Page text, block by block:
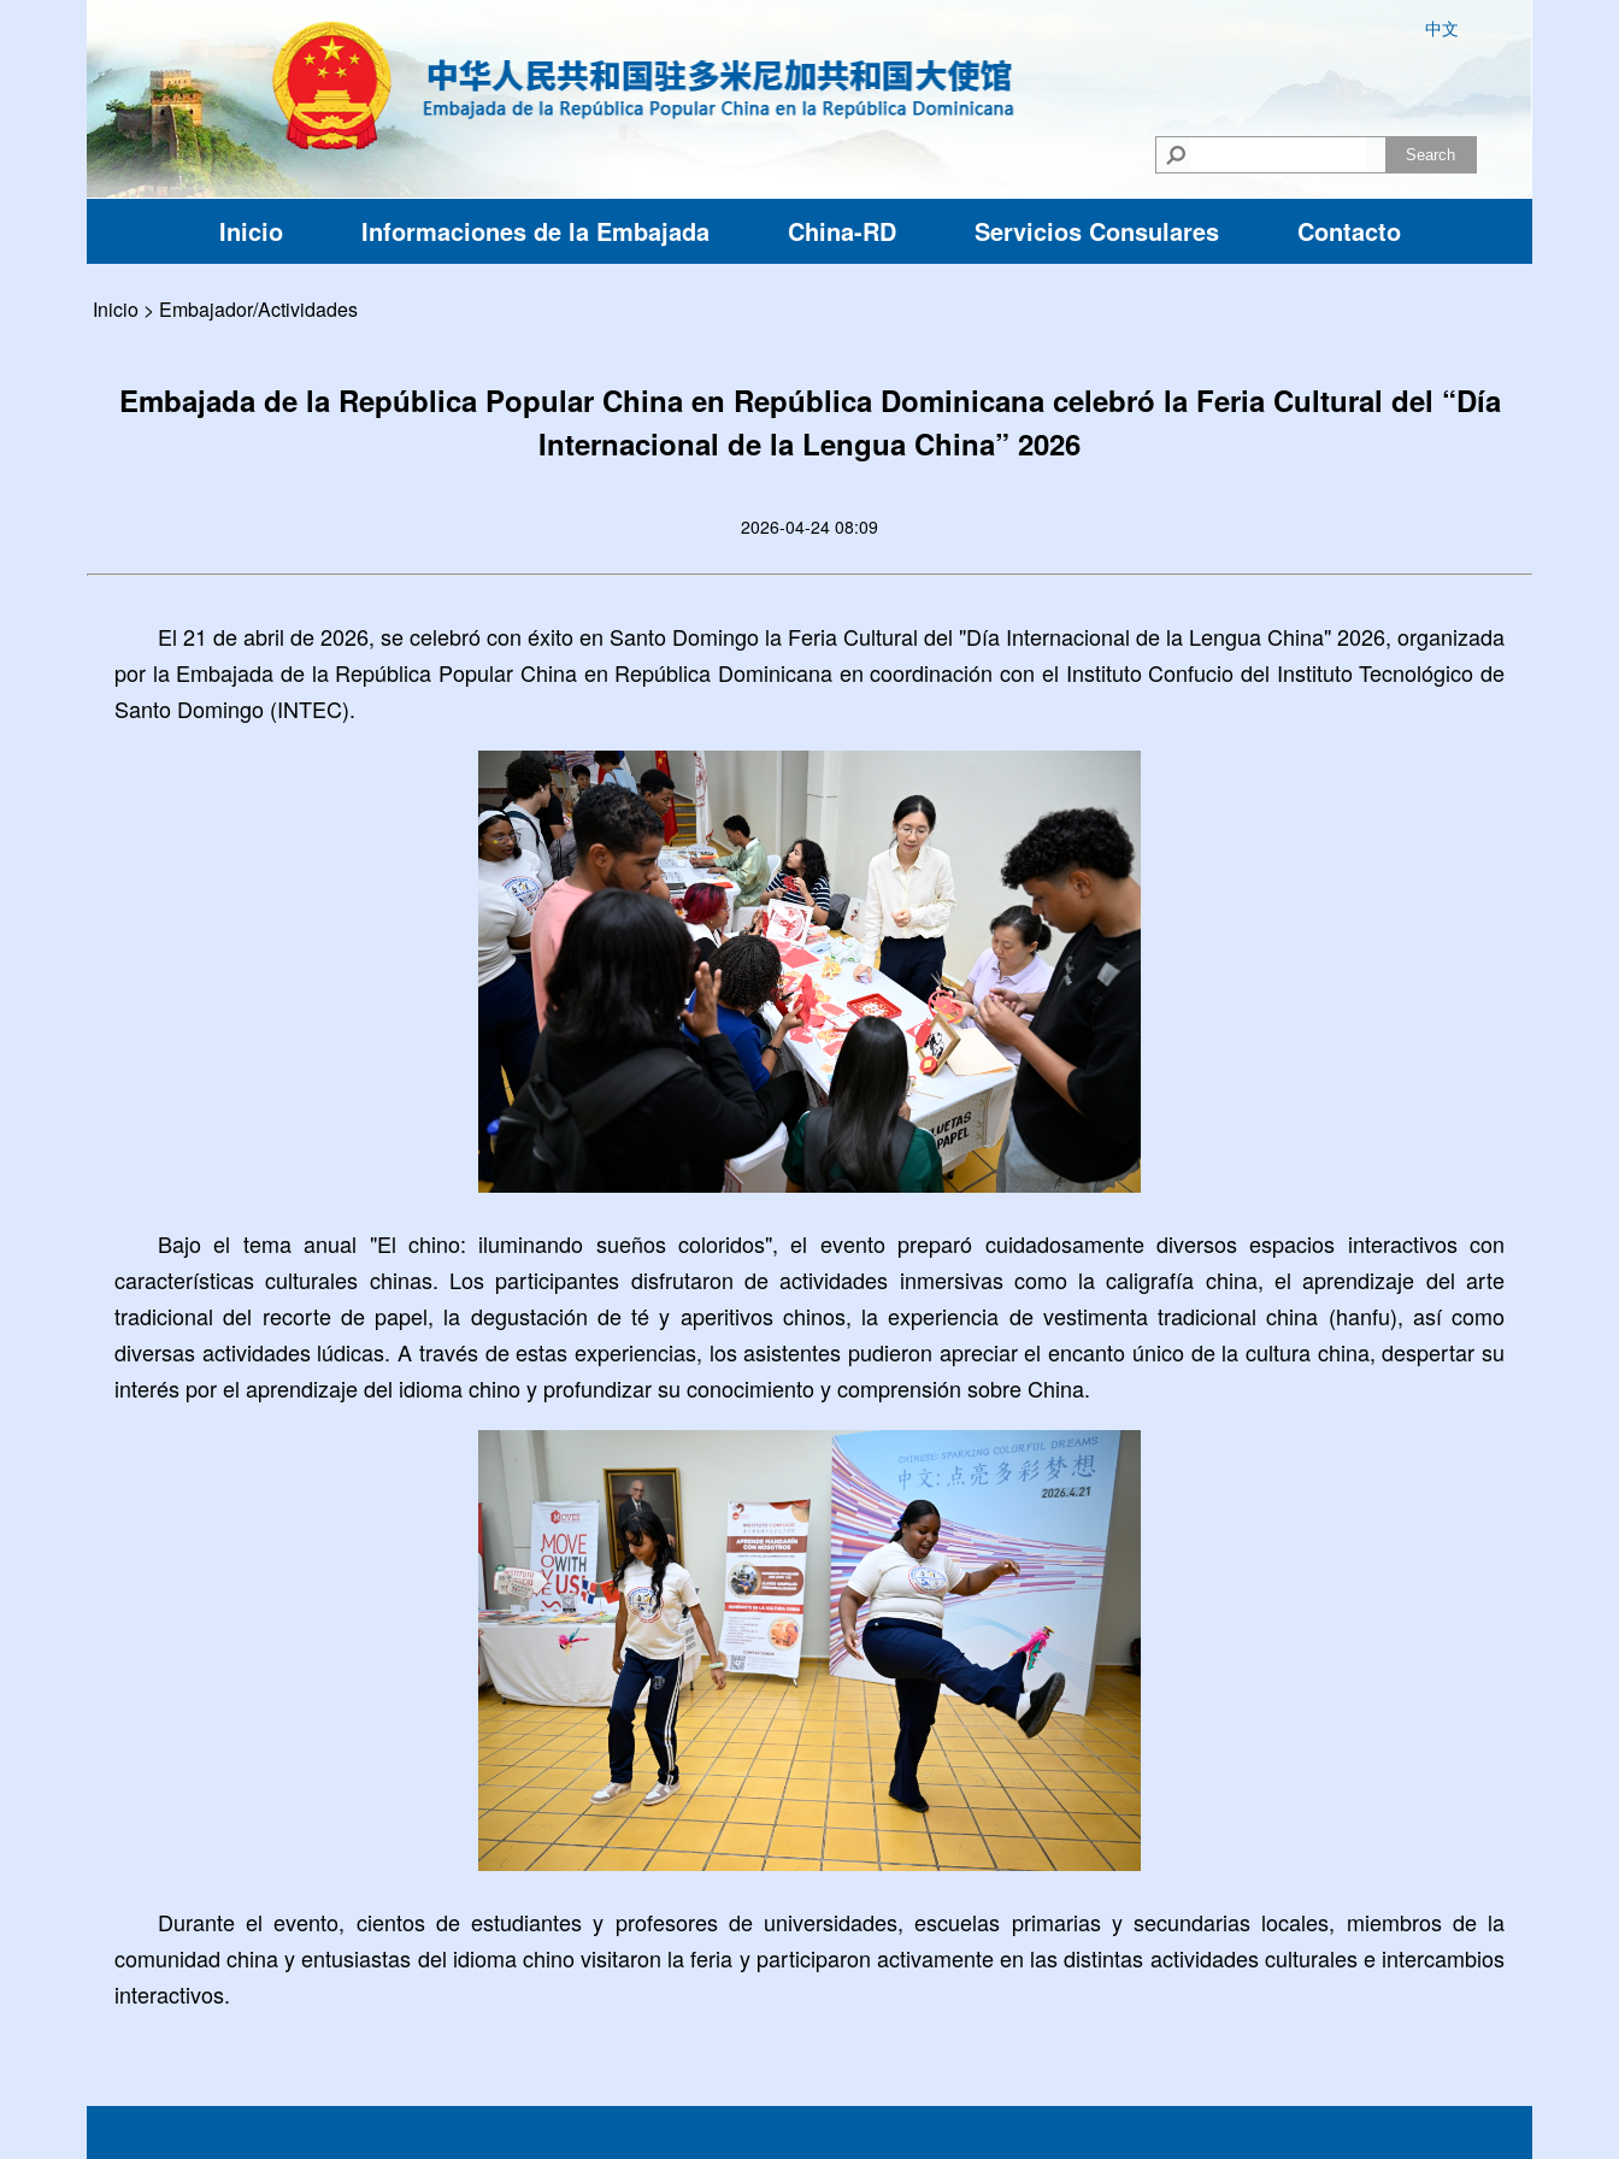
中文
Search
Inicio Informaciones de la Embajada China-RD Servicios Consulares Contacto
Inicio > Embajador/Actividades
Embajada de la República Popular China en República Dominicana celebró la Feria Cultural del “Día
Internacional de la Lengua China” 2026
2026-04-24 08:09
El 21 de abril de 2026, se celebró con éxito en Santo Domingo la Feria Cultural del "Día Internacional de la Lengua China" 2026, organizada
por la Embajada de la República Popular China en República Dominicana en coordinación con el Instituto Confucio del Instituto Tecnológico de
Santo Domingo (INTEC).
Bajo el tema anual "El chino: iluminando sueños coloridos", el evento preparó cuidadosamente diversos espacios interactivos con
características culturales chinas. Los participantes disfrutaron de actividades inmersivas como la caligrafía china, el aprendizaje del arte
tradicional del recorte de papel, la degustación de té y aperitivos chinos, la experiencia de vestimenta tradicional china (hanfu), así como
diversas actividades lúdicas. A través de estas experiencias, los asistentes pudieron apreciar el encanto único de la cultura china, despertar su
interés por el aprendizaje del idioma chino y profundizar su conocimiento y comprensión sobre China.
Durante el evento, cientos de estudiantes y profesores de universidades, escuelas primarias y secundarias locales, miembros de la
comunidad china y entusiastas del idioma chino visitaron la feria y participaron activamente en las distintas actividades culturales e intercambios
interactivos.